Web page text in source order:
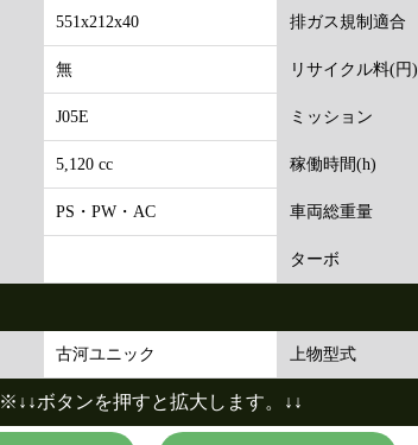
551x212x40 排ガス規制適合
無 リサイクル料(円)
J05E ミッション
5,120 cc 稼働時間(h)
PS・PW・AC 車両総重量
ターボ
古河ユニック 上物型式
※↓↓ボタンを押すと拡大します。↓↓